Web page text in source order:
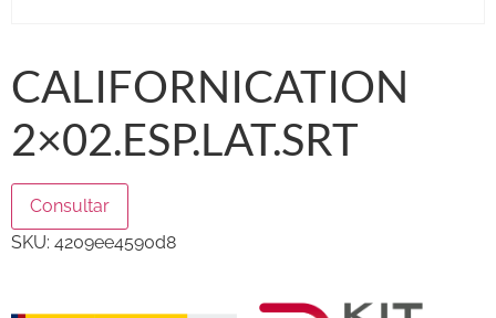
CALIFORNICATION
2×02.ESP.LAT.SRT
Consultar
SKU: 4209ee4590d8